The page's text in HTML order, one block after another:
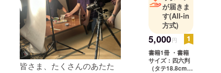
おかげで、ほぼ目標を達成
することが出来ました。感
謝、感動以外の言葉が見つ
かりません。心より感謝申
し上げます。今、本の制作
皆さま、たくさんのあたた
が届きま
す(All-in
方式)
5,000円
書籍1冊 ・書籍
サイズ：四六判
（タテ18.8cm×